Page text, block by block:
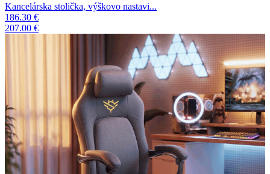
Kancelárska stolička, výškovo nastavi...
186.30 €
207.00 €